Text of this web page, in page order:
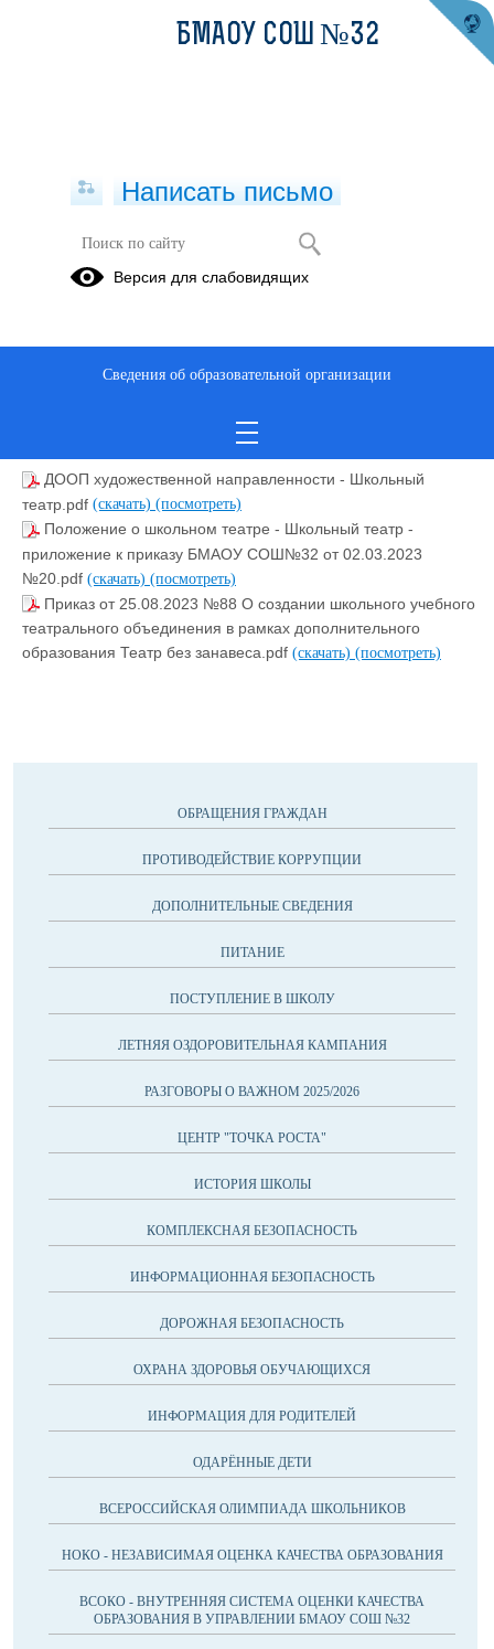
Школьный театр
ДООП художественной направленности - Школьный
театр.pdf (скачать) (посмотреть)
Положение о школьном театре - Школьный театр -
приложение к приказу БМАОУ СОШ№32 от 02.03.2023
№20.pdf (скачать) (посмотреть)
Приказ от 25.08.2023 №88 О создании школьного учебного
театрального объединения в рамках дополнительного
образования Театр без занавеса.pdf (скачать) (посмотреть)
ОБРАЩЕНИЯ ГРАЖДАН
ПРОТИВОДЕЙСТВИЕ КОРРУПЦИИ
ДОПОЛНИТЕЛЬНЫЕ СВЕДЕНИЯ
ПИТАНИЕ
ПОСТУПЛЕНИЕ В ШКОЛУ
ЛЕТНЯЯ ОЗДОРОВИТЕЛЬНАЯ КАМПАНИЯ
РАЗГОВОРЫ О ВАЖНОМ 2025/2026
ЦЕНТР "ТОЧКА РОСТА"
ИСТОРИЯ ШКОЛЫ
КОМПЛЕКСНАЯ БЕЗОПАСНОСТЬ
ИНФОРМАЦИОННАЯ БЕЗОПАСНОСТЬ
ДОРОЖНАЯ БЕЗОПАСНОСТЬ
ОХРАНА ЗДОРОВЬЯ ОБУЧАЮЩИХСЯ
ИНФОРМАЦИЯ ДЛЯ РОДИТЕЛЕЙ
ОДАРЁННЫЕ ДЕТИ
ВСЕРОССИЙСКАЯ ОЛИМПИАДА ШКОЛЬНИКОВ
НОКО - НЕЗАВИСИМАЯ ОЦЕНКА КАЧЕСТВА ОБРАЗОВАНИЯ
ВСОКО - ВНУТРЕННЯЯ СИСТЕМА ОЦЕНКИ КАЧЕСТВА
ОБРАЗОВАНИЯ В УПРАВЛЕНИИ БМАОУ СОШ №32
БМАОУ СОШ №32
Написать письмо
Версия для слабовидящих
Сведения об образовательной организации